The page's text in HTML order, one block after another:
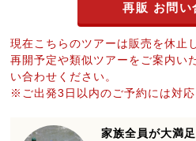
再販 お問い
現在こちらのツアーは販売を休止
再開予定や類似ツアーをご案内い
い合わせください。
※ご出発3日以内のご予約には対応
家族全員が大満足